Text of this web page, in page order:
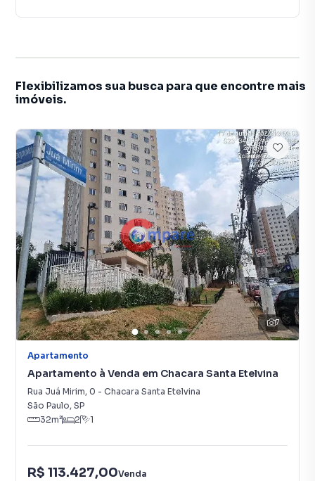
Flexibilizamos sua busca para que encontre mais
imóveis.
7
Apartamento
Apartamento à Venda em Chacara Santa Etelvina
Rua Juá Mirim, 0 - Chacara Santa Etelvina
São Paulo, SP
32m² 2 1
R$ 113.427,00Venda